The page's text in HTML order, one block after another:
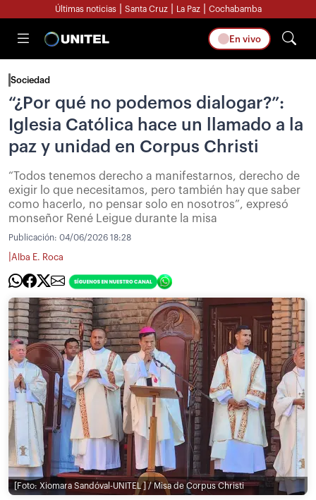
Últimas noticias Santa Cruz La Paz Cochabamba
En vivo
Sociedad
“¿Por qué no podemos dialogar?”:
Iglesia Católica hace un llamado a la
paz y unidad en Corpus Christi
“Todos tenemos derecho a manifestarnos, derecho de
exigir lo que necesitamos, pero también hay que saber
como hacerlo, no pensar solo en nosotros”, expresó
monseñor René Leigue durante la misa
Publicación: 04/06/2026 18:28
Alba E. Roca
[Foto: Xiomara Sandóval-UNITEL ] / Misa de Corpus Christi